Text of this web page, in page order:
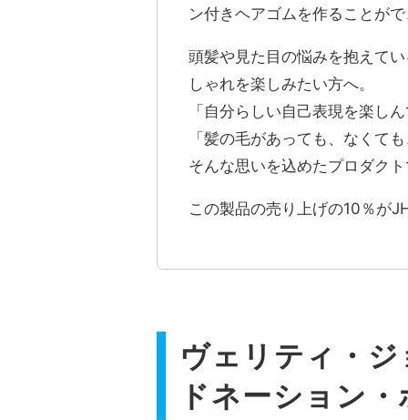
ン付きヘアゴムを作ることが
頭髪や見た目の悩みを抱えて
しゃれを楽しみたい方へ。
「自分らしい自己表現を楽し
「髪の毛があっても、なくて
そんな思いを込めたプロダク
この製品の売り上げの10％が
ヴェリティ・
ドネーション